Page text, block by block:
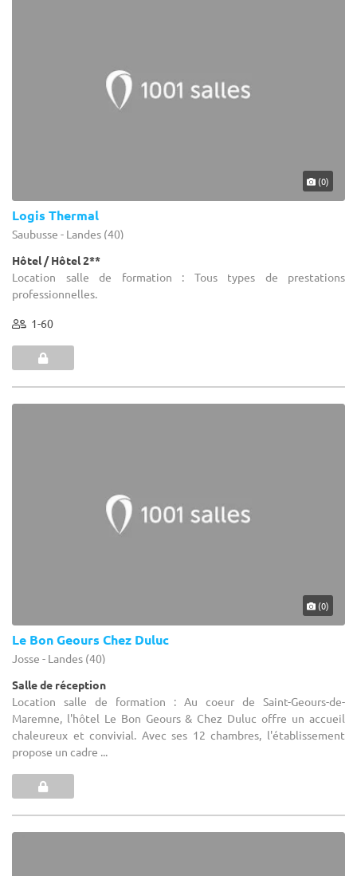
(0)
Logis Thermal
Saubusse - Landes (40)
Hôtel / Hôtel 2**
Location salle de formation : Tous types de prestations
professionnelles.
1-60
(0)
Le Bon Geours Chez Duluc
Josse - Landes (40)
Salle de réception
Location salle de formation : Au coeur de Saint-Geours-de-
Maremne, l'hôtel Le Bon Geours & Chez Duluc offre un accueil
chaleureux et convivial. Avec ses 12 chambres, l'établissement
propose un cadre ...